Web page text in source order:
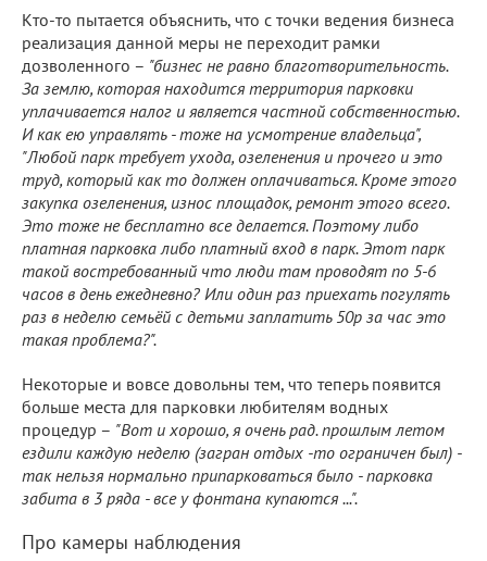
Кто-то пытается объяснить, что с точки ведения бизнеса
реализация данной меры не переходит рамки
дозволенного – "бизнес не равно благотворительность.
За землю, которая находится территория парковки
уплачивается налог и является частной собственностью.
И как ею управлять - тоже на усмотрение владельца",
"Любой парк требует ухода, озеленения и прочего и это
труд, который как то должен оплачиваться. Кроме этого
закупка озеленения, износ площадок, ремонт этого всего.
Это тоже не бесплатно все делается. Поэтому либо
платная парковка либо платный вход в парк. Этот парк
такой востребованный что люди там проводят по 5-6
часов в день ежедневно? Или один раз приехать погулять
раз в неделю семьёй с детьми заплатить 50р за час это
такая проблема?".
Некоторые и вовсе довольны тем, что теперь появится
больше места для парковки любителям водных
процедур – "Вот и хорошо, я очень рад. прошлым летом
ездили каждую неделю (загран отдых -то ограничен был) -
так нельзя нормально припарковаться было - парковка
забита в 3 ряда - все у фонтана купаются ...".
Про камеры наблюдения